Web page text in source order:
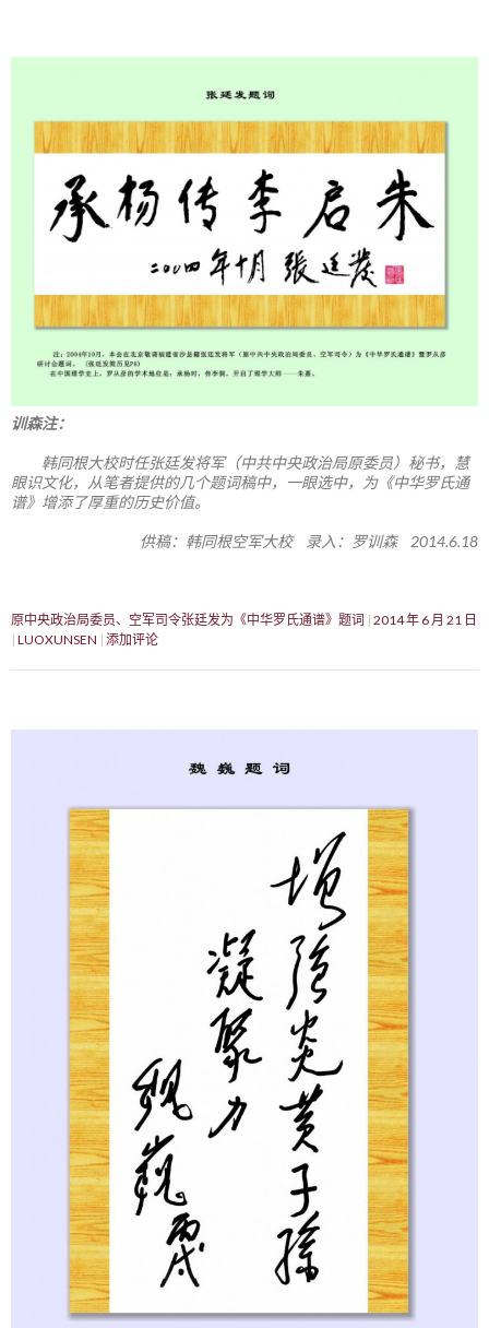
训森注：
韩同根大校时任张廷发将军（中共中央政治局原委员）秘书，慧
眼识文化，从笔者提供的几个题词稿中，一眼选中，为《中华罗氏通
谱》增添了厚重的历史价值。
供稿：韩同根空军大校 录入：罗训森 2014.6.18
原中央政治局委员、空军司令张廷发为《中华罗氏通谱》题词 2014 年 6 月 21 日
LUOXUNSEN 添加评论